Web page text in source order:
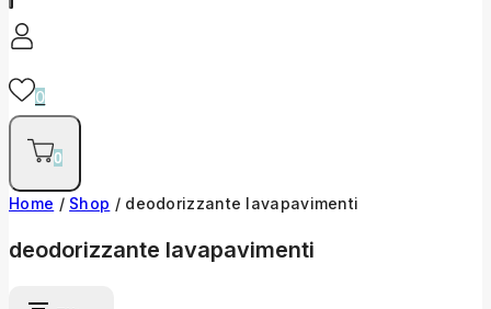
0
0
Home / Shop / deodorizzante lavapavimenti
deodorizzante lavapavimenti